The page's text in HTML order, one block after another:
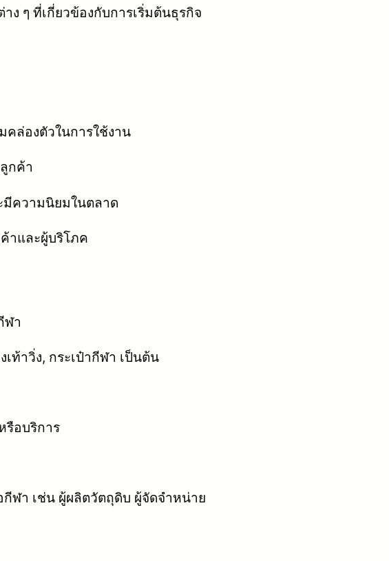
ง ๆ ที่เกี่ยวข้องกับการเริ่มต้นธุรกิจ
ล่องตัวในการใช้งาน
กค้า
มีความนิยมในตลาด
าและผู้บริโภค
ฬา
ท้าวิ่ง, กระเป๋ากีฬา เป็นต้น
รือบริการ
ฬา เช่น ผู้ผลิตวัตถุดิบ ผู้จัดจำหน่าย